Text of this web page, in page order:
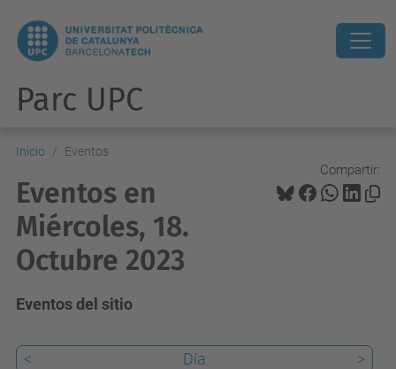
Parc UPC
Inicio Eventos
Compartir:
Eventos en
Miércoles, 18.
Octubre 2023
Eventos del sitio
< Día
>